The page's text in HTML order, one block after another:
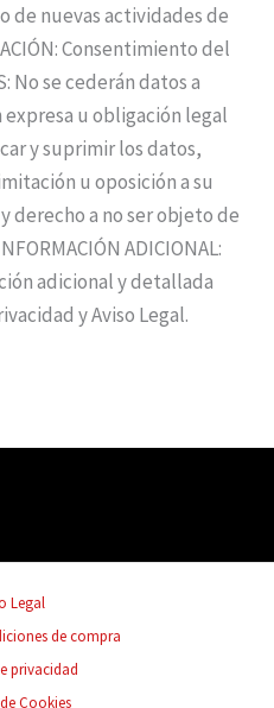
de nuevas actividades de
Consentimiento del
No se cederán datos a
u obligación legal
y suprimir los datos,
u oposición a su
derecho a no ser objeto de
ADICIONAL:
adicional y detallada
y Aviso Legal.
Legal
de compra
privacidad
Cookies